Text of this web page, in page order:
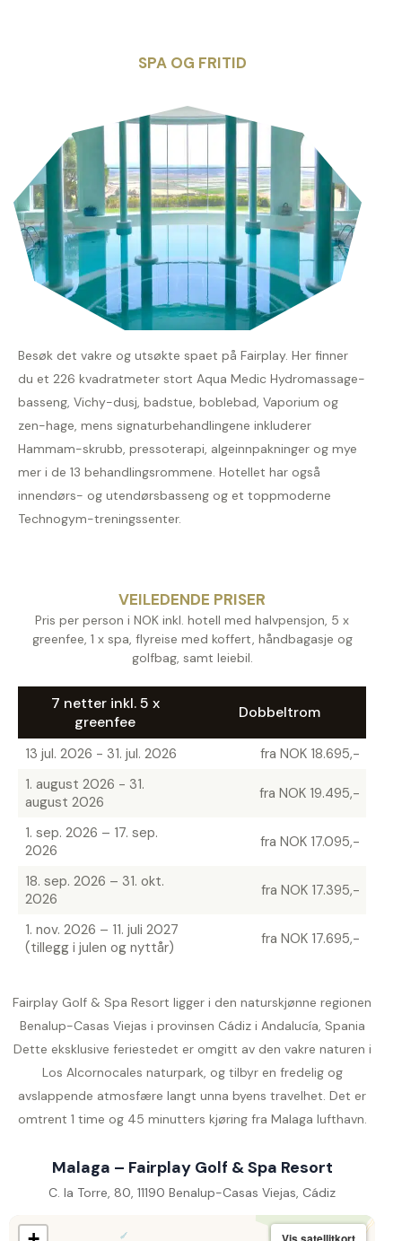
SPA OG FRITID
Besøk det vakre og utsøkte spaet på Fairplay. Her finner
du et 226 kvadratmeter stort Aqua Medic Hydromassage-
basseng, Vichy-dusj, badstue, boblebad, Vaporium og
zen-hage, mens signaturbehandlingene inkluderer
Hammam-skrubb, pressoterapi, algeinnpakninger og mye
mer i de 13 behandlingsrommene. Hotellet har også
innendørs- og utendørsbasseng og et toppmoderne
Technogym-treningssenter.
VEILEDENDE PRISER
Pris per person i NOK inkl. hotell med halvpensjon, 5 x
greenfee, 1 x spa, flyreise med koffert, håndbagasje og
golfbag, samt leiebil.
7 netter inkl. 5 x
greenfee
Dobbeltrom
13 jul. 2026 - 31. jul. 2026
fra NOK 18.695,-
1. august 2026 - 31.
august 2026
fra NOK 19.495,-
1. sep. 2026 – 17. sep.
2026
fra NOK 17.095,-
18. sep. 2026 – 31. okt.
2026
fra NOK 17.395,-
1. nov. 2026 – 11. juli 2027
(tillegg i julen og nyttår)
fra NOK 17.695,-
Fairplay Golf & Spa Resort ligger i den naturskjønne regionen
Benalup-Casas Viejas i provinsen Cádiz i Andalucía, Spania
Dette eksklusive feriestedet er omgitt av den vakre naturen i
Los Alcornocales naturpark, og tilbyr en fredelig og
avslappende atmosfære langt unna byens travelhet. Det er
omtrent 1 time og 45 minutters kjøring fra Malaga lufthavn.
Malaga – Fairplay Golf & Spa Resort
C. la Torre, 80, 11190 Benalup-Casas Viejas, Cádiz